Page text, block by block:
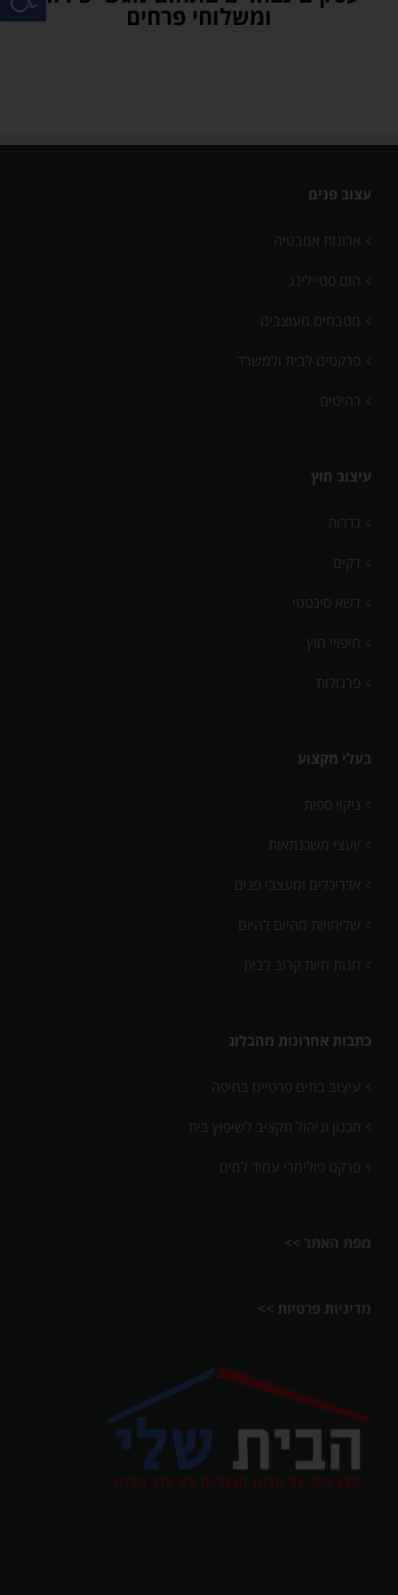
ומשלוחי פרחים
עצוב פנים
ארונות אמבטיה
הום סטיילינג
מטבחים מעוצבים
פרקטים לבית ולמשרד
רהיטים
עיצוב חוץ
גדרות
דקים
דשא סינטטי
חיפויי חוץ
פרגולות
בעלי מקצוע
ניקוי ספות
יועצי משכנתאות
אדריכלים ומעצבי פנים
שליחויות מהיום להיום
חנות חיות קרוב לבית
כתבות אחרונות מהבלוג
עיצוב בתים פרטיים בחיפה
תכנון וניהול תקציב לשיפוץ בית
פרקט פולימרי עמיד למים
מפת האתר >>
מדיניות פרטיות >>